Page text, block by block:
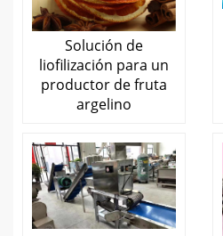
Solución de
liofilización para un
productor de fruta
argelino